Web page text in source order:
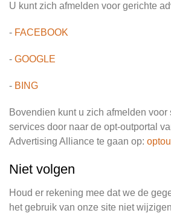
U kunt zich afmelden voor gerichte
- FACEBOOK
- GOOGLE
- BING
Bovendien kunt u zich afmelden voor
services door naar de opt-outportal
Advertising Alliance te gaan op:
Niet volgen
Houd er rekening mee dat we de
het gebruik van onze site niet